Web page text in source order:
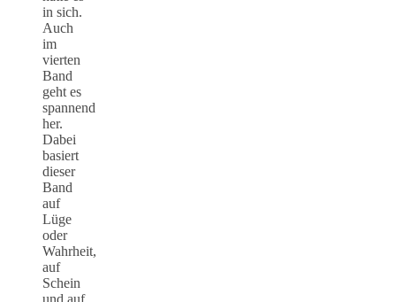
in sich.
Auch
im
vierten
Band
geht es
spannend
her.
Dabei
basiert
dieser
Band
auf
Lüge
oder
Wahrheit,
auf
Schein
und auf